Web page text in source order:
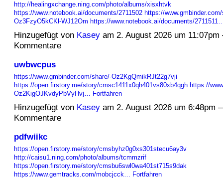
http://healingxchange.ning.com/photo/albums/xisxhtvk
https://www.notebook.ai/documents/2711502 https://
Oz3FzyO5kCKl-WJ12Om https://www.notebook.ai/documents/
Hinzugefügt von Kaseyam 2. August 2026 um
Kommentare
uwbwcpus
https://www.gmbinder.com/share/-Oz2KgQmikRJt22g7vji
https://open.firstory.me/story/cmsc1411x0qh401vs80xb4qgh https://
Oz2KigOJKvdyPbVyHvj… Fortfahren
Hinzugefügt von Kaseyam 2. August 2026 um 6:48pm
Kommentare
pdfwiikc
https://open.firstory.me/story/cmsbyhz0g0xs301stecu6ay3v
http://caisu1.ning.com/photo/albums/tcmmzrif
https://open.firstory.me/story/cmsbu6swl0wa401st715s9dak
https://www.gemtracks.com/mobcjcck… Fortfahren